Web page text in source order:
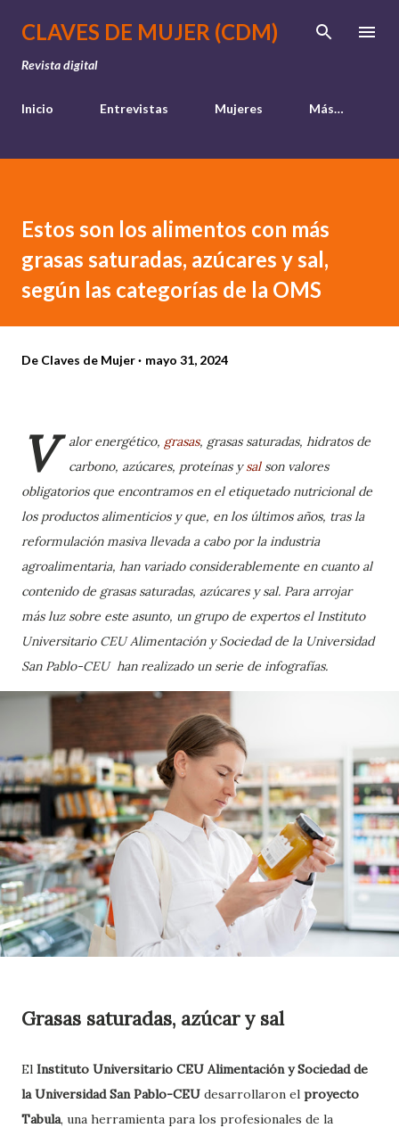
Ir al contenido principal
CLAVES DE MUJER (CDM)
Revista digital
Inicio Entrevistas Mujeres Más…
Estos son los alimentos con más
grasas saturadas, azúcares y sal,
según las categorías de la OMS
De Claves de Mujer mayo 31, 2024
V alor energético, grasas, grasas saturadas, hidratos de
carbono, azúcares, proteínas ysalson valores
obligatorios que encontramos en el etiquetado nutricional de
los productos alimenticios y que, en los últimos años, tras la
reformulación masiva llevada a cabo por la industria
agroalimentaria, han variado considerablemente en cuanto al
contenido de grasas saturadas, azúcares y sal. Para arrojar
más luz sobre este asunto, un grupo de expertos el Instituto
Universitario CEU Alimentación y Sociedad de la Universidad
San Pablo-CEU han realizado un serie de infografías.
Grasas saturadas, azúcar y sal
El Instituto Universitario CEU Alimentación y Sociedad de
la Universidad San Pablo-CEU desarrollaron el proyecto
Tabula, una herramienta para los profesionales de la